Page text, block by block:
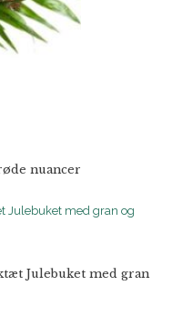
nuancer
Julebuket med gran